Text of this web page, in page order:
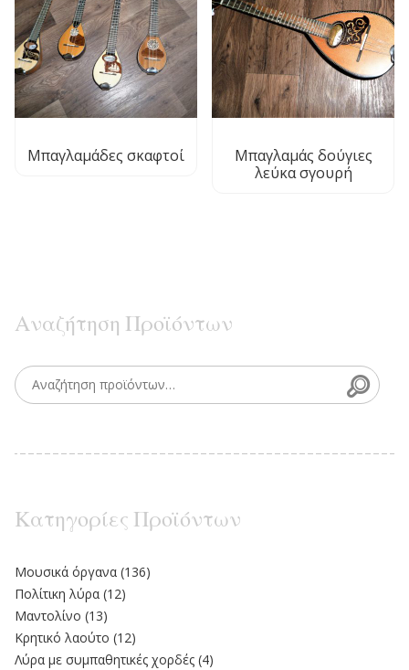
Μπαγλαμάδες σκαφτοί
Μπαγλαμάς δούγιες
λεύκα σγουρή
Αναζήτηση Προϊόντων
Search for:
Κατηγορίες Προϊόντων
Moυσικά όργανα (136)
Πολίτικη λύρα (12)
Μαντολίνο (13)
Κρητικό λαούτο (12)
Λύρα με συμπαθητικές χορδές (4)